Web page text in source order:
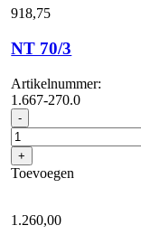
918,75
NT 70/3
Artikelnummer:
1.667-270.0
- NT
70/3
aantal
+
Toevoegen
1.260,00